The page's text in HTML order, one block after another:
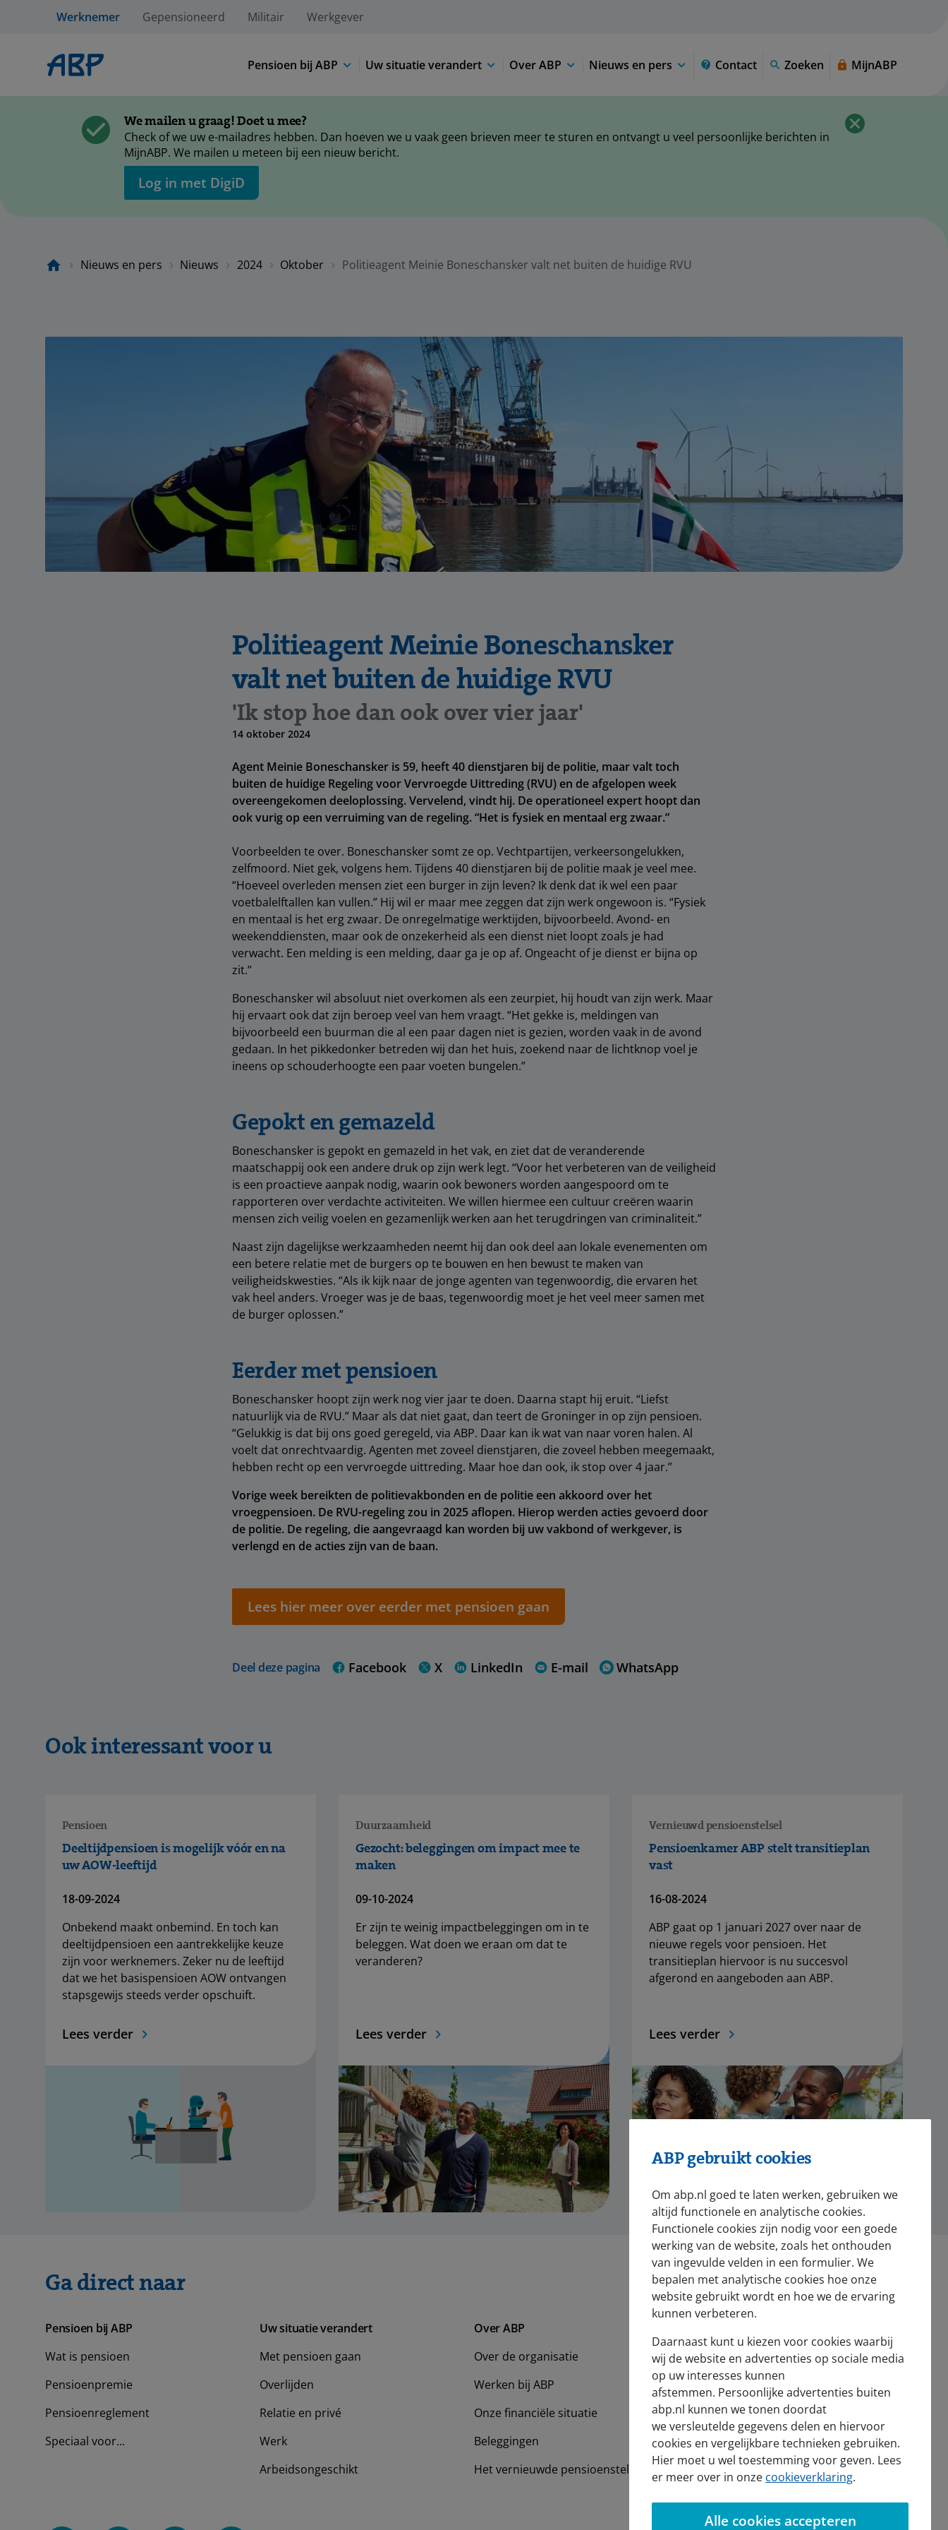
Werknemer Gepensioneerd Militair Werkgever
Pensioen bij ABP Uw situatie verandert Over ABP Nieuws en pers Contact Zoeken MijnABP
We mailen u graag! Doet u mee?
Check of we uw e-mailadres hebben. Dan hoeven we u vaak geen brieven meer te sturen en ontvangt u veel persoonlijke berichten in
MijnABP. We mailen u meteen bij een nieuw bericht.
Log in met DigiD
Nieuws en pers Nieuws 2024 Oktober Politieagent Meinie Boneschansker valt net buiten de huidige RVU
Politieagent Meinie Boneschansker
valt net buiten de huidige RVU
'Ik stop hoe dan ook over vier jaar'
14 oktober 2024
Agent Meinie Boneschansker is 59, heeft 40 dienstjaren bij de politie, maar valt toch
buiten de huidige Regeling voor Vervroegde Uittreding (RVU) en de afgelopen week
overeengekomen deeloplossing. Vervelend, vindt hij. De operationeel expert hoopt dan
ook vurig op een verruiming van de regeling. “Het is fysiek en mentaal erg zwaar.”
Voorbeelden te over. Boneschansker somt ze op. Vechtpartijen, verkeersongelukken,
zelfmoord. Niet gek, volgens hem. Tijdens 40 dienstjaren bij de politie maak je veel mee.
“Hoeveel overleden mensen ziet een burger in zijn leven? Ik denk dat ik wel een paar
voetbalelftallen kan vullen.” Hij wil er maar mee zeggen dat zijn werk ongewoon is. “Fysiek
en mentaal is het erg zwaar. De onregelmatige werktijden, bijvoorbeeld. Avond- en
weekenddiensten, maar ook de onzekerheid als een dienst niet loopt zoals je had
verwacht. Een melding is een melding, daar ga je op af. Ongeacht of je dienst er bijna op
zit.”
Boneschansker wil absoluut niet overkomen als een zeurpiet, hij houdt van zijn werk. Maar
hij ervaart ook dat zijn beroep veel van hem vraagt. “Het gekke is, meldingen van
bijvoorbeeld een buurman die al een paar dagen niet is gezien, worden vaak in de avond
gedaan. In het pikkedonker betreden wij dan het huis, zoekend naar de lichtknop voel je
ineens op schouderhoogte een paar voeten bungelen.”
Gepokt en gemazeld
Boneschansker is gepokt en gemazeld in het vak, en ziet dat de veranderende
maatschappij ook een andere druk op zijn werk legt. “Voor het verbeteren van de veiligheid
is een proactieve aanpak nodig, waarin ook bewoners worden aangespoord om te
rapporteren over verdachte activiteiten. We willen hiermee een cultuur creëren waarin
mensen zich veilig voelen en gezamenlijk werken aan het terugdringen van criminaliteit.”
Naast zijn dagelijkse werkzaamheden neemt hij dan ook deel aan lokale evenementen om
een betere relatie met de burgers op te bouwen en hen bewust te maken van
veiligheidskwesties. “Als ik kijk naar de jonge agenten van tegenwoordig, die ervaren het
vak heel anders. Vroeger was je de baas, tegenwoordig moet je het veel meer samen met
de burger oplossen.”
Eerder met pensioen
Boneschansker hoopt zijn werk nog vier jaar te doen. Daarna stapt hij eruit. “Liefst
natuurlijk via de RVU.” Maar als dat niet gaat, dan teert de Groninger in op zijn pensioen.
“Gelukkig is dat bij ons goed geregeld, via ABP. Daar kan ik wat van naar voren halen. Al
voelt dat onrechtvaardig. Agenten met zoveel dienstjaren, die zoveel hebben meegemaakt,
hebben recht op een vervroegde uittreding. Maar hoe dan ook, ik stop over 4 jaar.”
Vorige week bereikten de politievakbonden en de politie een akkoord over het
vroegpensioen. De RVU-regeling zou in 2025 aflopen. Hierop werden acties gevoerd door
de politie. De regeling, die aangevraagd kan worden bij uw vakbond of werkgever, is
verlengd en de acties zijn van de baan.
Lees hier meer over eerder met pensioen gaan
Deel deze pagina Facebook X LinkedIn E-mail WhatsApp
Ook interessant voor u
Deeltijdpensioen is mogelijk vóór en na
uw AOW-leeftijd
Pensioen
18-09-2024
Onbekend maakt onbemind. En toch kan
deeltijdpensioen een aantrekkelijke keuze
zijn voor werknemers. Zeker nu de leeftijd
dat we het basispensioen AOW ontvangen
stapsgewijs steeds verder opschuift.
Lees verder
Gezocht: beleggingen om impact mee te
maken
Duurzaamheid
09-10-2024
Er zijn te weinig impactbeleggingen om in te
beleggen. Wat doen we eraan om dat te
veranderen?
Lees verder
Pensioenkamer ABP stelt transitieplan
vast
Vernieuwd pensioenstelsel
16-08-2024
ABP gaat op 1 januari 2027 over naar de
nieuwe regels voor pensioen. Het
transitieplan hiervoor is nu succesvol
afgerond en aangeboden aan ABP.
Lees verder
Ga direct naar
Pensioen bij ABP
Wat is pensioen
Pensioenpremie
Pensioenreglement
Speciaal voor...
Uw situatie verandert
Met pensioen gaan
Overlijden
Relatie en privé
Werk
Arbeidsongeschikt
Over ABP
Over de organisatie
Werken bij ABP
Onze financiële situatie
Beleggingen
Het vernieuwde pensioenstelsel
Nieuws
Voor de pers
ABP gebruikt cookies
Om abp.nl goed te laten werken, gebruiken we
altijd functionele en analytische cookies.
Functionele cookies zijn nodig voor een goede
werking van de website, zoals het onthouden
van ingevulde velden in een formulier. We
bepalen met analytische cookies hoe onze
website gebruikt wordt en hoe we de ervaring
kunnen verbeteren.
Daarnaast kunt u kiezen voor cookies waarbij
wij de website en advertenties op sociale media
op uw interesses kunnen
afstemmen. Persoonlijke advertenties buiten
abp.nl kunnen we tonen doordat
we versleutelde gegevens delen en hiervoor
cookies en vergelijkbare technieken gebruiken.
Hier moet u wel toestemming voor geven. Lees
er meer over in onze cookieverklaring.
Alle cookies accepteren